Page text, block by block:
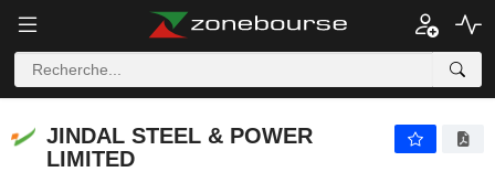
JINDAL STEEL & POWER
LIMITED